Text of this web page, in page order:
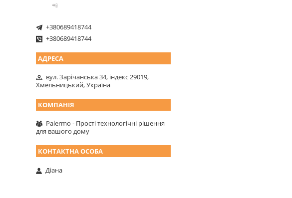
📲
+380689418744
+380689418744
вул. Зарічанська 34, індекс 29019,
Хмельницький, Україна
Palermo - Прості технологічні рішення
для вашого дому
Діана